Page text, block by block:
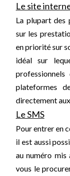
Le site
La plupart des
sur les
en priorité sur
idéal sur
plateformes
directement
Le SMS
Pour entrer en
il est aussi
au numéro
vous le